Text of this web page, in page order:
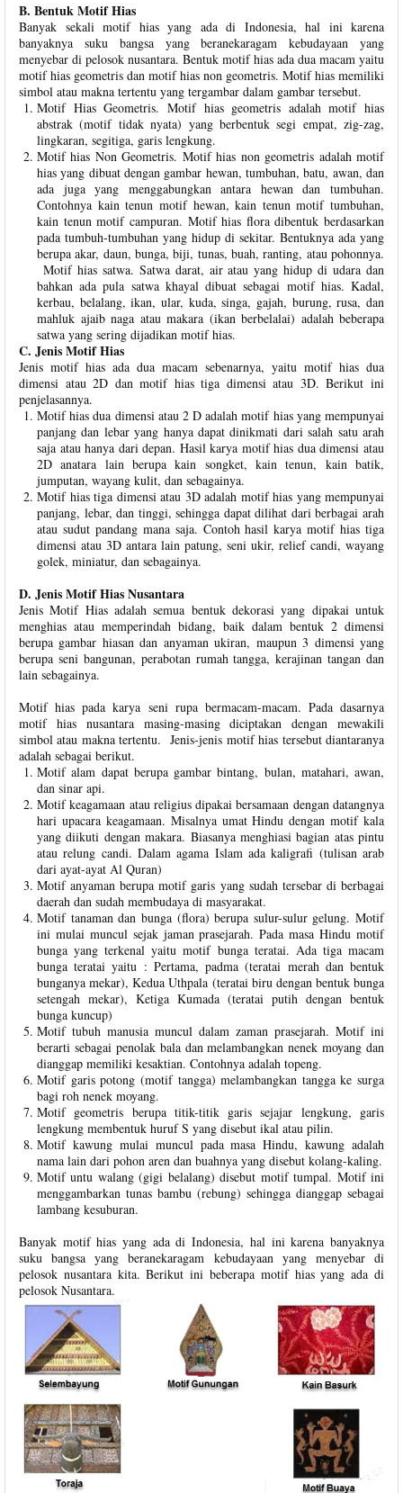
B. Bentuk Motif Hias
Banyak sekali motif hias yang ada di Indonesia, hal ini karena
banyaknya suku bangsa yang beranekaragam kebudayaan yang
menyebar di pelosok nusantara. Bentuk motif hias ada dua macam yaitu
motif hias geometris dan motif hias non geometris. Motif hias memiliki
simbol atau makna tertentu yang tergambar dalam gambar tersebut.
Motif Hias Geometris. Motif hias geometris adalah motif hias
abstrak (motif tidak nyata) yang berbentuk segi empat, zig-zag,
lingkaran, segitiga, garis lengkung.
Motif hias Non Geometris. Motif hias non geometris adalah motif
hias yang dibuat dengan gambar hewan, tumbuhan, batu, awan, dan
ada juga yang menggabungkan antara hewan dan tumbuhan.
Contohnya kain tenun motif hewan, kain tenun motif tumbuhan,
kain tenun motif campuran. Motif hias flora dibentuk berdasarkan
pada tumbuh-tumbuhan yang hidup di sekitar. Bentuknya ada yang
berupa akar, daun, bunga, biji, tunas, buah, ranting, atau pohonnya.
Motif hias satwa. Satwa darat, air atau yang hidup di udara dan
bahkan ada pula satwa khayal dibuat sebagai motif hias. Kadal,
kerbau, belalang, ikan, ular, kuda, singa, gajah, burung, rusa, dan
mahluk ajaib naga atau makara (ikan berbelalai) adalah beberapa
satwa yang sering dijadikan motif hias.
C. Jenis Motif Hias
Jenis motif hias ada dua macam sebenarnya, yaitu motif hias dua
dimensi atau 2D dan motif hias tiga dimensi atau 3D. Berikut ini
penjelasannya.
Motif hias dua dimensi atau 2 D adalah motif hias yang mempunyai
panjang dan lebar yang hanya dapat dinikmati dari salah satu arah
saja atau hanya dari depan. Hasil karya motif hias dua dimensi atau
2D anatara lain berupa kain songket, kain tenun, kain batik,
jumputan, wayang kulit, dan sebagainya.
Motif hias tiga dimensi atau 3D adalah motif hias yang mempunyai
panjang, lebar, dan tinggi, sehingga dapat dilihat dari berbagai arah
atau sudut pandang mana saja. Contoh hasil karya motif hias tiga
dimensi atau 3D antara lain patung, seni ukir, relief candi, wayang
golek, miniatur, dan sebagainya.
D. Jenis Motif Hias Nusantara
Jenis Motif Hias adalah semua bentuk dekorasi yang dipakai untuk
menghias atau memperindah bidang, baik dalam bentuk 2 dimensi
berupa gambar hiasan dan anyaman ukiran, maupun 3 dimensi yang
berupa seni bangunan, perabotan rumah tangga, kerajinan tangan dan
lain sebagainya.
Motif hias pada karya seni rupa bermacam-macam. Pada dasarnya
motif hias nusantara masing-masing diciptakan dengan mewakili
simbol atau makna tertentu. Jenis-jenis motif hias tersebut diantaranya
adalah sebagai berikut.
Motif alam dapat berupa gambar bintang, bulan, matahari, awan,
dan sinar api.
Motif keagamaan atau religius dipakai bersamaan dengan datangnya
hari upacara keagamaan. Misalnya umat Hindu dengan motif kala
yang diikuti dengan makara. Biasanya menghiasi bagian atas pintu
atau relung candi. Dalam agama Islam ada kaligrafi (tulisan arab
dari ayat-ayat Al Quran)
Motif anyaman berupa motif garis yang sudah tersebar di berbagai
daerah dan sudah membudaya di masyarakat.
Motif tanaman dan bunga (flora) berupa sulur-sulur gelung. Motif
ini mulai muncul sejak jaman prasejarah. Pada masa Hindu motif
bunga yang terkenal yaitu motif bunga teratai. Ada tiga macam
bunga teratai yaitu : Pertama, padma (teratai merah dan bentuk
bunganya mekar), Kedua Uthpala (teratai biru dengan bentuk bunga
setengah mekar), Ketiga Kumada (teratai putih dengan bentuk
bunga kuncup)
Motif tubuh manusia muncul dalam zaman prasejarah. Motif ini
berarti sebagai penolak bala dan melambangkan nenek moyang dan
dianggap memiliki kesaktian. Contohnya adalah topeng.
Motif garis potong (motif tangga) melambangkan tangga ke surga
bagi roh nenek moyang.
Motif geometris berupa titik-titik garis sejajar lengkung, garis
lengkung membentuk huruf S yang disebut ikal atau pilin.
Motif kawung mulai muncul pada masa Hindu, kawung adalah
nama lain dari pohon aren dan buahnya yang disebut kolang-kaling.
Motif untu walang (gigi belalang) disebut motif tumpal. Motif ini
menggambarkan tunas bambu (rebung) sehingga dianggap sebagai
lambang kesuburan.
Banyak motif hias yang ada di Indonesia, hal ini karena banyaknya
suku bangsa yang beranekaragam kebudayaan yang menyebar di
pelosok nusantara kita. Berikut ini beberapa motif hias yang ada di
pelosok Nusantara.